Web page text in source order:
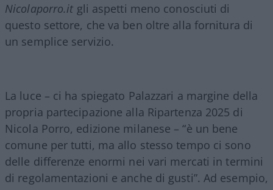
Nicolaporro.it gli aspetti meno conosciuti di
questo settore, che va ben oltre alla fornitura di
un semplice servizio.
La luce – ci ha spiegato Palazzari a margine della
propria partecipazione alla Ripartenza 2025 di
Nicola Porro, edizione milanese – “è un bene
comune per tutti, ma allo stesso tempo ci sono
delle differenze enormi nei vari mercati in termini
di regolamentazioni e anche di gusti”. Ad esempio,